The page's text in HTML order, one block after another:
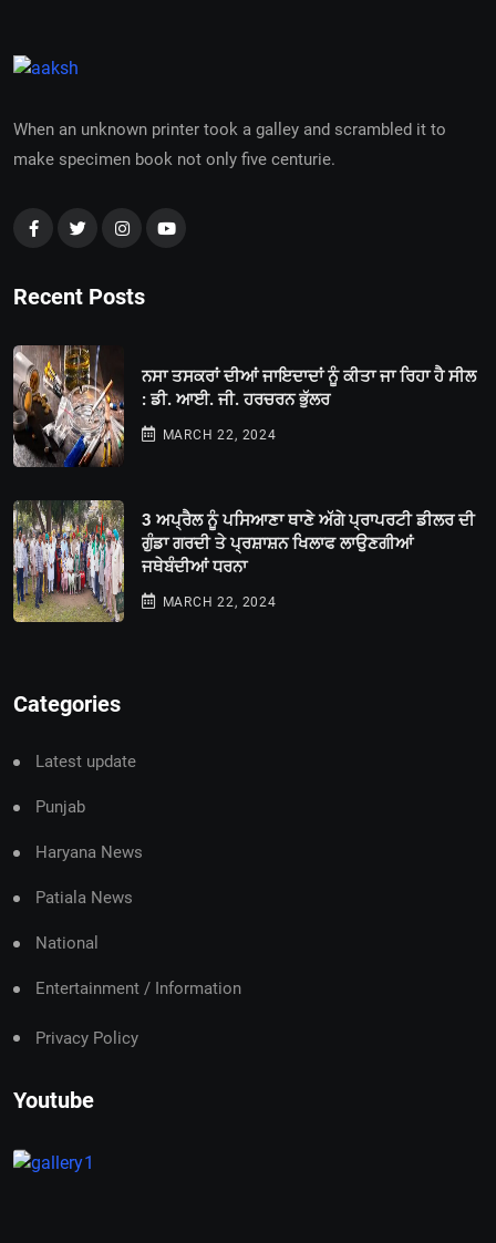
When an unknown printer took a galley and scrambled it to
make specimen book not only five centurie.
Recent Posts
ਨਸਾ ਤਸਕਰਾਂ ਦੀਆਂ ਜਾਇਦਾਦਾਂ ਨੂੰ ਕੀਤਾ ਜਾ ਰਿਹਾ ਹੈ ਸੀਲ
: ਡੀ. ਆਈ. ਜੀ. ਹਰਚਰਨ ਭੁੱਲਰ
MARCH 22, 2024
3 ਅਪ੍ਰੈਲ ਨੂੰ ਪਸਿਆਣਾ ਥਾਣੇ ਅੱਗੇ ਪ੍ਰਾਪਰਟੀ ਡੀਲਰ ਦੀ
ਗੁੰਡਾ ਗਰਦੀ ਤੇ ਪ੍ਰਸ਼ਾਸ਼ਨ ਖਿਲਾਫ ਲਾਉਣਗੀਆਂ
ਜਥੇਬੰਦੀਆਂ ਧਰਨਾ
MARCH 22, 2024
Categories
Latest update
Punjab
Haryana News
Patiala News
National
Entertainment / Information
Privacy Policy
Youtube